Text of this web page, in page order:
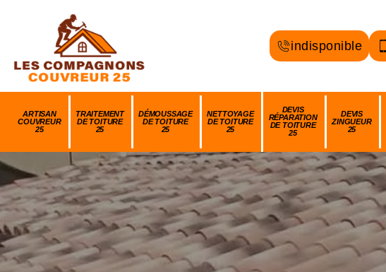
indisponible
ARTISAN
COUVREUR
25
TRAITEMENT
DE TOITURE
25
DÉMOUSSAGE
DE TOITURE
25
NETTOYAGE
DE TOITURE
25
DEVIS
RÉPARATION
DE TOITURE
25
DEVIS
ZINGUEUR
25